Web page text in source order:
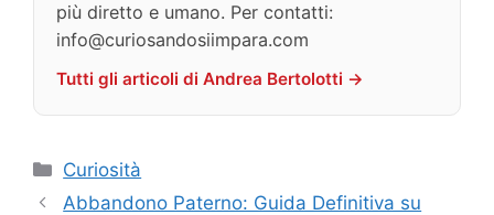
più diretto e umano. Per contatti:
info@curiosandosiimpara.com
Tutti gli articoli di Andrea Bertolotti →
Categorie
Curiosità
Abbandono Paterno: Guida Definitiva su